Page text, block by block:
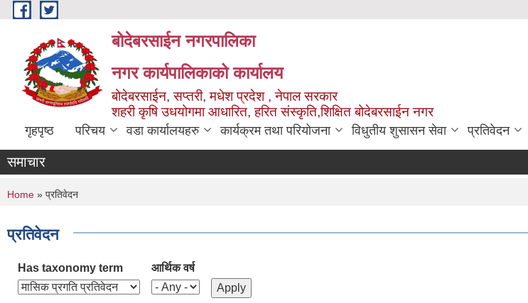
Skip to main content
बोदेबरसाईन नगरपालिका
नगर कार्यपालिकाको कार्यालय
बोदेबरसाईन, सप्तरी, मधेश प्रदेश , नेपाल सरकार
शहरी कृषि उधयोगमा आधारित, हरित संस्कृति,शिक्षित बोदेबरसाईन नगर
गृहपृष्ठ परिचय वडा कार्यालयहरु कार्यक्रम तथा परियोजना विधुतीय शुसासन सेवा प्रतिवेदन
समाचार
You are here
Home » प्रतिवेदन
प्रतिवेदन
Has taxonomy term आर्थिक वर्ष